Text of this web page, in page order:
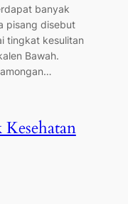
banyak
pisang disebut
tingkat kesulitan
Bawah.